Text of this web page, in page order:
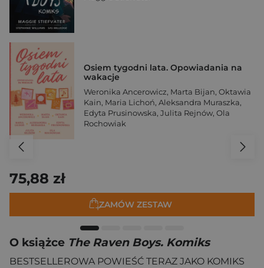
Osiem tygodni lata. Opowiadania na
wakacje
Weronika Ancerowicz, Marta Bijan, Oktawia
Kain, Maria Lichoń, Aleksandra Muraszka,
Edyta Prusinowska, Julita Rejnów, Ola
Rochowiak
75,88 zł
ZAMÓW ZESTAW
O książce The Raven Boys. Komiks
BESTSELLEROWA POWIEŚĆ TERAZ JAKO KOMIKS